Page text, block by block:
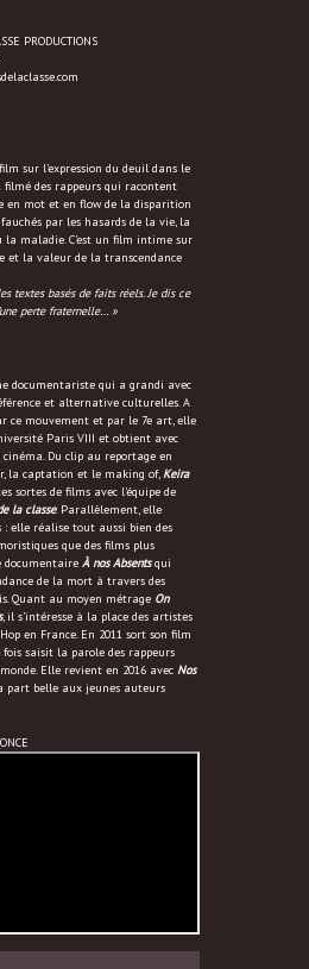
PRODUCTIONS
sur l’expression du deuil dans le
des rappeurs qui racontent
en mot et en flow de la disparition
par les hasards de la vie, la
la maladie. C’est un film intime sur
et la valeur de la transcendance
textes basés de faits réels. Je dis ce
perte fraternelle… »
documentariste qui a grandi avec
et alternative culturelles. A
ce mouvement et par le 7e art, elle
Paris VIII et obtient avec
Du clip au reportage en
la captation et le making of, Keira
sortes de films avec l’équipe de
la classe. Parallèlement, elle
: elle réalise tout aussi bien des
que des films plus
documentaire À nos Absentsqui
de la mort à travers des
Quant au moyen métrage On
, il s’intéresse à la place des artistes
en France. En 2011 sort son film
saisit la parole des rappeurs
Elle revient en 2016 avec Nos
belle aux jeunes auteurs